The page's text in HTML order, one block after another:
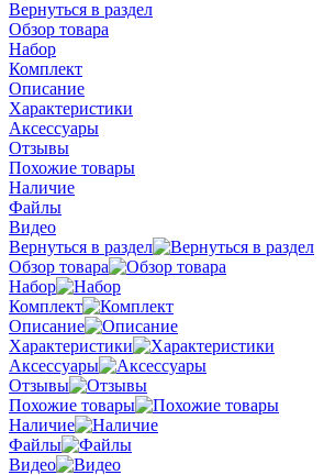
Вернуться в раздел
Обзор товара
Набор
Комплект
Описание
Характеристики
Аксессуары
Отзывы
Похожие товары
Наличие
Файлы
Видео
Вернуться в раздел
Обзор товара
Набор
Комплект
Описание
Характеристики
Аксессуары
Отзывы
Похожие товары
Наличие
Файлы
Видео